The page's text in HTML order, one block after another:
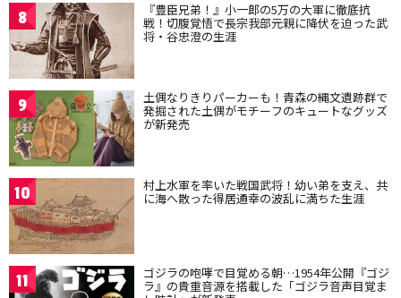
8 『豊臣兄弟！』小一郎の5万の大軍に徹底抗
戦！切腹覚悟で長宗我部元親に降伏を迫った武
将・谷忠澄の生涯
9 土偶なりきりパーカーも！青森の縄文遺跡群で
発掘された土偶がモチーフのキュートなグッズ
が新発売
10 村上水軍を率いた戦国武将！幼い弟を支え、共
に海へ散った得居通幸の波乱に満ちた生涯
11 ゴジラの咆哮で目覚める朝…1954年公開『ゴジ
ラ』の貴重音源を搭載した「ゴジラ音声目覚ま